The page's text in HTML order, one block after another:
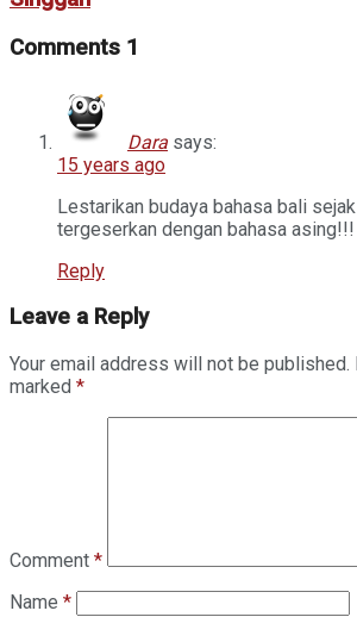
Comments 1
Dara says:
15 years ago
Lestarikan budaya bahasa bali
tergeserkan dengan bahasa asing!!!
Reply
Leave a Reply
Your email address will not be published.
marked *
Comment *
Name *